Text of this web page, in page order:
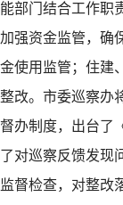
部门结合工作
强资金监管，
使用监管；住
改。市委巡察
办制度，出台
对巡察反馈发
督检查，对整